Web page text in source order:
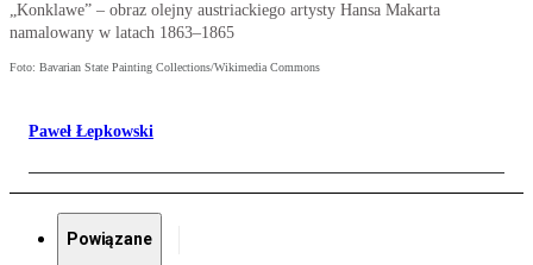
„Konklawe” – obraz olejny austriackiego artysty Hansa Makarta
namalowany w latach 1863–1865
Foto: Bavarian State Painting Collections/Wikimedia Commons
Paweł Łepkowski
Powiązane